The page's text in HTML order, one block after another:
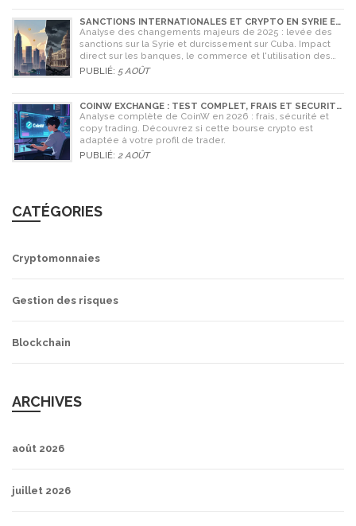
SANCTIONS INTERNATIONALES ET CRYPTO EN SYRIE ET
CUBA : L'IMPACT MAJEUR DE 2025
Analyse des changements majeurs de 2025 : levée des
sanctions sur la Syrie et durcissement sur Cuba. Impact
direct sur les banques, le commerce et l'utilisation des
cryptomonnaies comme Bitcoin.
PUBLIÉ: 5 AOÛT
COINW EXCHANGE : TEST COMPLET, FRAIS ET SÉCURITÉ
EN 2026
Analyse complète de CoinW en 2026 : frais, sécurité et
copy trading. Découvrez si cette bourse crypto est
adaptée à votre profil de trader.
PUBLIÉ: 2 AOÛT
CATÉGORIES
Cryptomonnaies
Gestion des risques
Blockchain
ARCHIVES
août 2026
juillet 2026